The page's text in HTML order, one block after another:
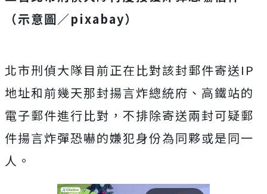
（示意圖／pixabay）
北市刑偵大隊目前正在比對該封郵件寄送IP
地址和前幾天那封揚言炸總統府、高鐵站的
電子郵件進行比對，不排除寄送兩封可疑郵
件揚言炸彈恐嚇的嫌犯身份為同夥或是同一
人。